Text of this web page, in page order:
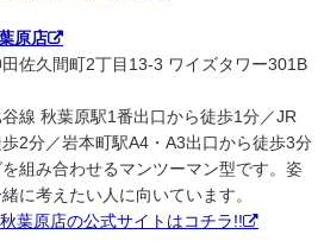
原店
佐久間町2丁目13-3 ワイズタワー301B
線 秋葉原駅1番出口から徒歩1分／JR
2分／岩本町駅A4・A3出口から徒歩3分
組み合わせるマンツーマン型です。姿
に考えたい人に向いています。
葉原店の公式サイトはコチラ!!